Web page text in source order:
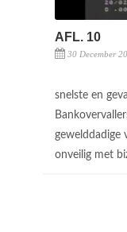
AFL. 10
30 December
snelste en
gewelddadige
onveilig met